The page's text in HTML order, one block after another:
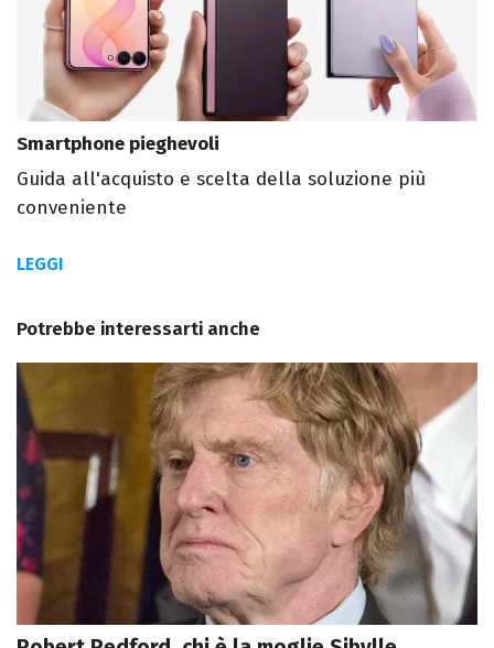
Smartphone pieghevoli
Guida all'acquisto e scelta della soluzione più
conveniente
LEGGI
Potrebbe interessarti anche